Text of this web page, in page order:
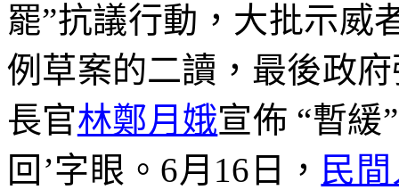
罷”抗議行動，大批示威
例草案的二讀，最後政
長官林鄭月娥宣佈 “暫緩”
回 ’字眼。 6月 16 日， 民